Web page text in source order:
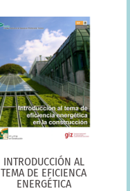
INTRODUCCIÓN AL
TEMA DE EFICIENCA
ENERGÉTICA